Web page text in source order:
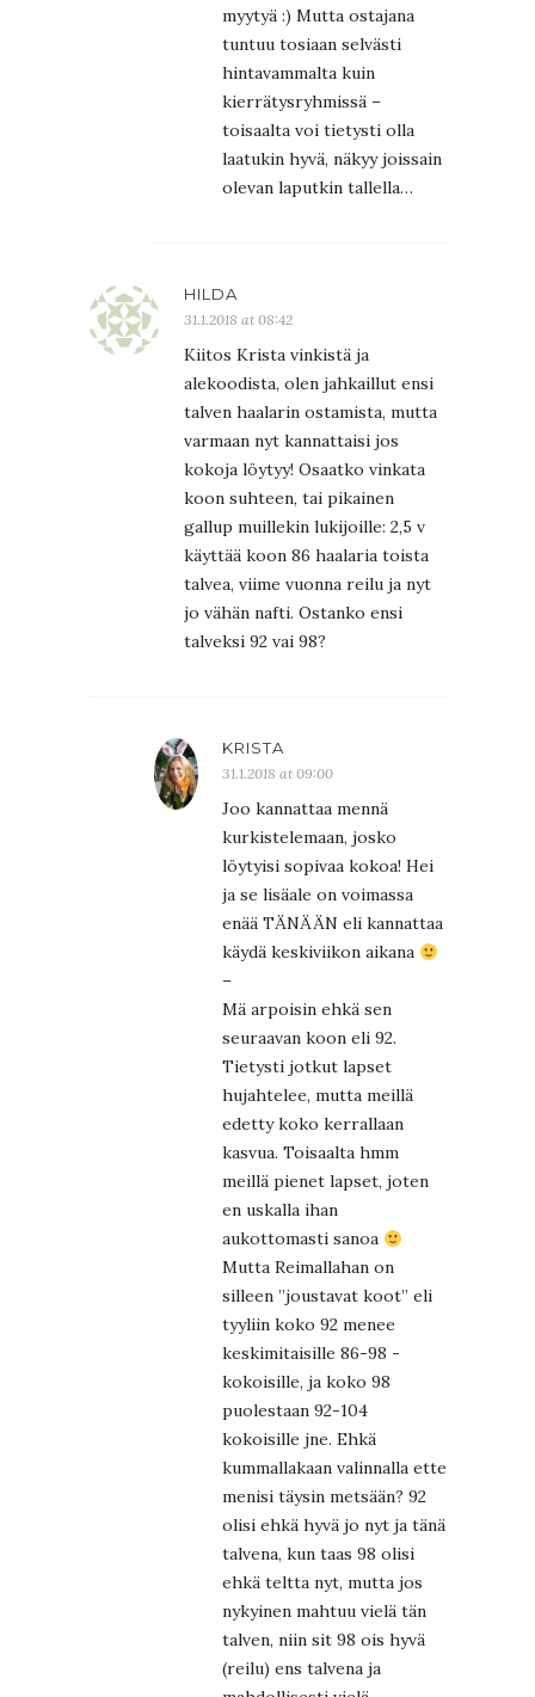
myytyä :) Mutta ostajana
tuntuu tosiaan selvästi
hintavammalta kuin
kierrätysryhmissä –
toisaalta voi tietysti olla
laatukin hyvä, näkyy joissain
olevan laputkin tallella…
HILDA
31.1.2018 at 08:42
Kiitos Krista vinkistä ja
alekoodista, olen jahkaillut ensi
talven haalarin ostamista, mutta
varmaan nyt kannattaisi jos
kokoja löytyy! Osaatko vinkata
koon suhteen, tai pikainen
gallup muillekin lukijoille: 2,5 v
käyttää koon 86 haalaria toista
talvea, viime vuonna reilu ja nyt
jo vähän nafti. Ostanko ensi
talveksi 92 vai 98?
KRISTA
31.1.2018 at 09:00
Joo kannattaa mennä
kurkistelemaan, josko
löytyisi sopivaa kokoa! Hei
ja se lisäale on voimassa
enää TÄNÄÄN eli kannattaa
käydä keskiviikon aikana
–
Mä arpoisin ehkä sen
seuraavan koon eli 92.
Tietysti jotkut lapset
hujahtelee, mutta meillä
edetty koko kerrallaan
kasvua. Toisaalta hmm
meillä pienet lapset, joten
en uskalla ihan
aukottomasti sanoa
Mutta Reimallahan on
silleen ”joustavat koot” eli
tyyliin koko 92 menee
keskimitaisille 86-98 -
kokoisille, ja koko 98
puolestaan 92-104
kokoisille jne. Ehkä
kummallakaan valinnalla ette
menisi täysin metsään? 92
olisi ehkä hyvä jo nyt ja tänä
talvena, kun taas 98 olisi
ehkä teltta nyt, mutta jos
nykyinen mahtuu vielä tän
talven, niin sit 98 ois hyvä
(reilu) ens talvena ja